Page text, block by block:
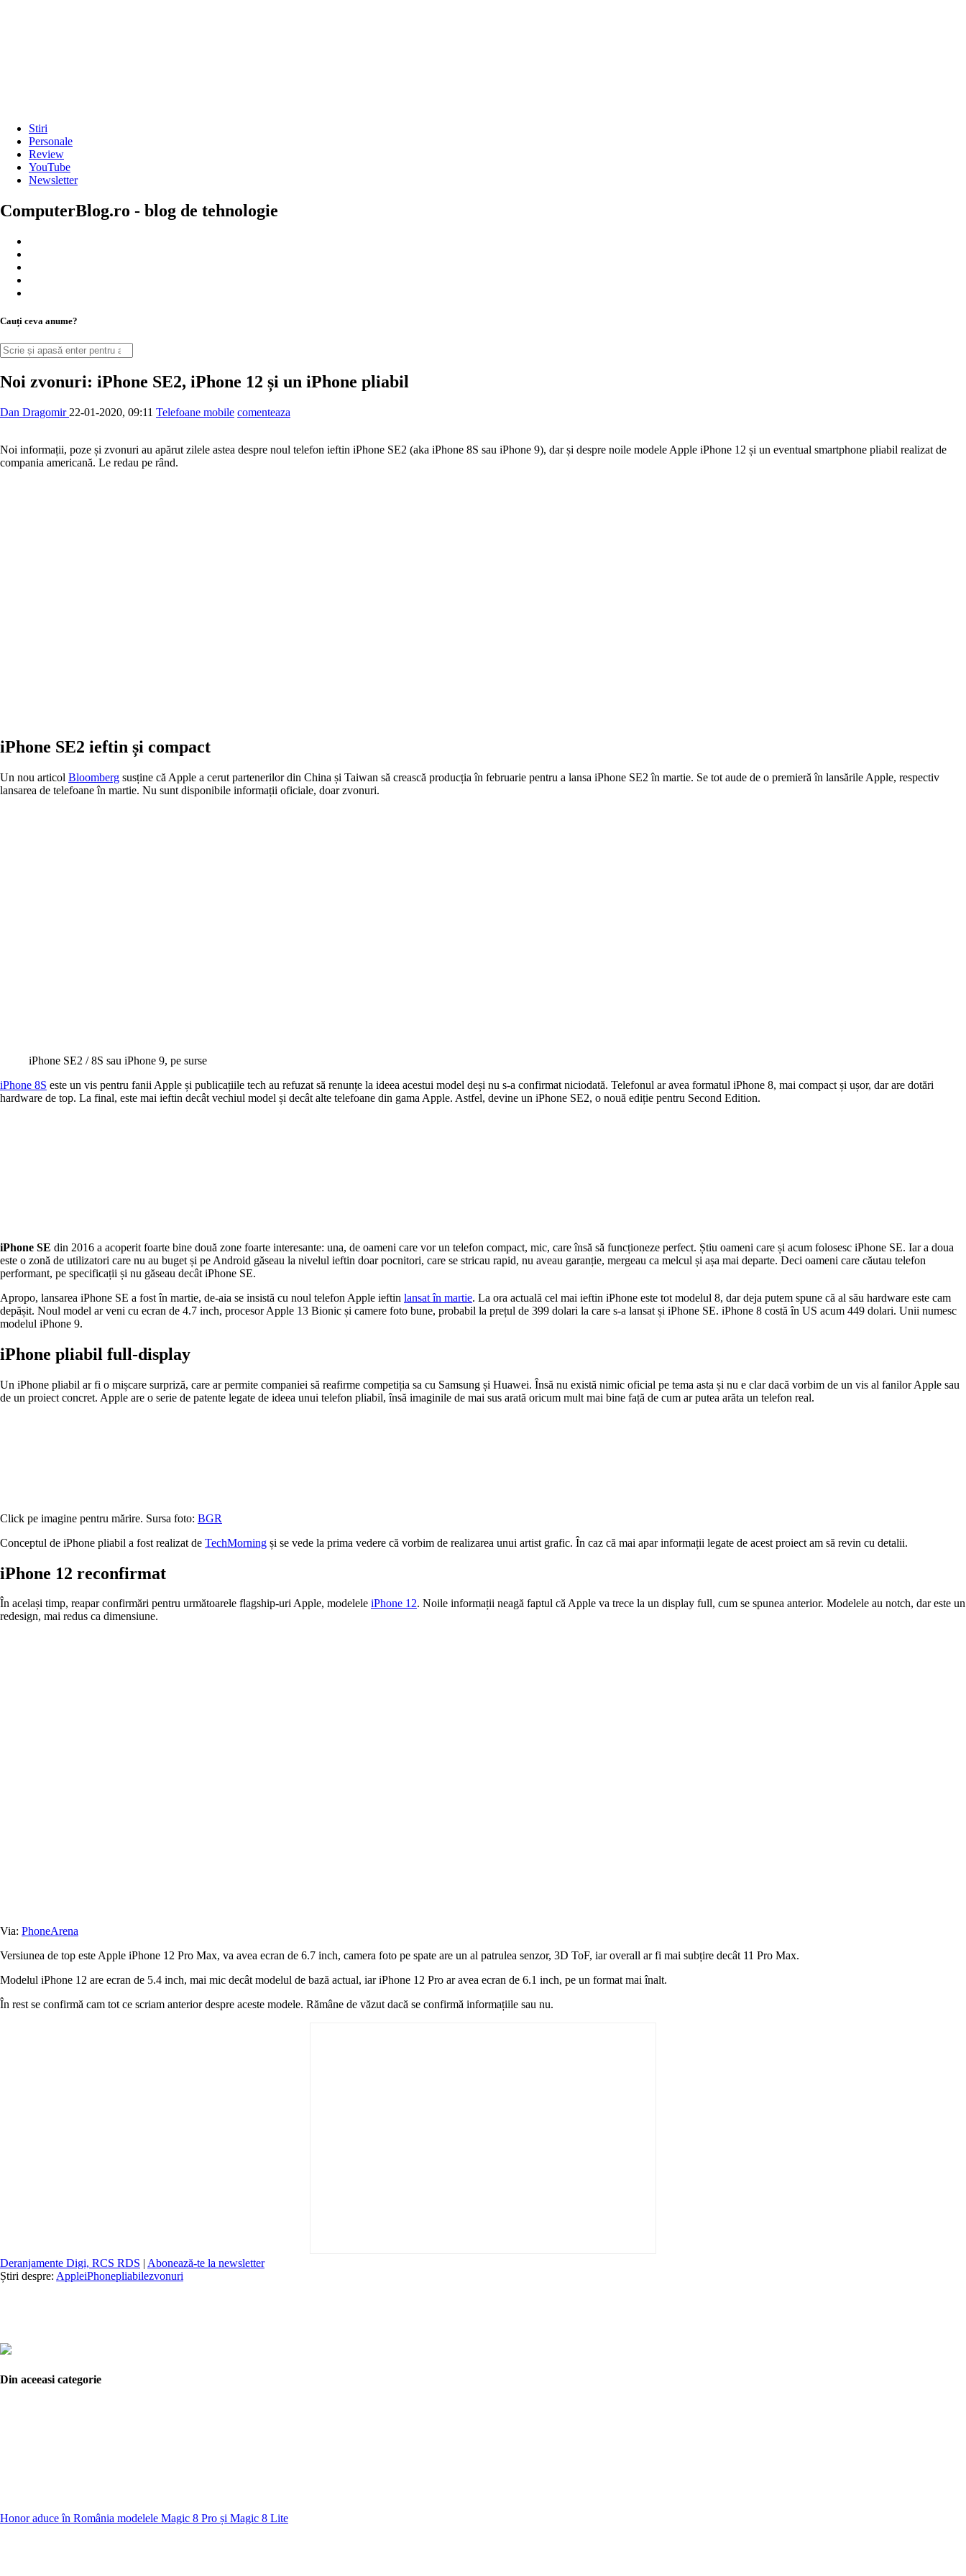
Stiri
Personale
Review
YouTube
Newsletter
ComputerBlog.ro - blog de tehnologie
Cauți ceva anume?
Noi zvonuri: iPhone SE2, iPhone 12 și un iPhone pliabil
Dan Dragomir 22-01-2020, 09:11 Telefoane mobile comenteaza
Noi informații, poze și zvonuri au apărut zilele astea despre noul telefon ieftin iPhone SE2 (aka iPhone 8S sau iPhone 9), dar și despre noile modele Apple iPhone 12 și un eventual smartphone pliabil realizat de
compania americană. Le redau pe rând.
iPhone SE2 ieftin și compact
Un nou articol Bloomberg susține că Apple a cerut partenerilor din China și Taiwan să crească producția în februarie pentru a lansa iPhone SE2 în martie. Se tot aude de o premieră în lansările Apple, respectiv
lansarea de telefoane în martie. Nu sunt disponibile informații oficiale, doar zvonuri.
iPhone SE2 / 8S sau iPhone 9, pe surse
iPhone 8S este un vis pentru fanii Apple și publicațiile tech au refuzat să renunțe la ideea acestui model deși nu s-a confirmat niciodată. Telefonul ar avea formatul iPhone 8, mai compact și ușor, dar are dotări
hardware de top. La final, este mai ieftin decât vechiul model și decât alte telefoane din gama Apple. Astfel, devine un iPhone SE2, o nouă ediție pentru Second Edition.
iPhone SE din 2016 a acoperit foarte bine două zone foarte interesante: una, de oameni care vor un telefon compact, mic, care însă să funcționeze perfect. Știu oameni care și acum folosesc iPhone SE. Iar a doua
este o zonă de utilizatori care nu au buget și pe Android găseau la nivelul ieftin doar pocnitori, care se stricau rapid, nu aveau garanție, mergeau ca melcul și așa mai departe. Deci oameni care căutau telefon
performant, pe specificații și nu găseau decât iPhone SE.
Apropo, lansarea iPhone SE a fost în martie, de-aia se insistă cu noul telefon Apple ieftin lansat în martie. La ora actuală cel mai ieftin iPhone este tot modelul 8, dar deja putem spune că al său hardware este cam
depășit. Noul model ar veni cu ecran de 4.7 inch, procesor Apple 13 Bionic și camere foto bune, probabil la prețul de 399 dolari la care s-a lansat și iPhone SE. iPhone 8 costă în US acum 449 dolari. Unii numesc
modelul iPhone 9.
iPhone pliabil full-display
Un iPhone pliabil ar fi o mișcare surpriză, care ar permite companiei să reafirme competiția sa cu Samsung și Huawei. Însă nu există nimic oficial pe tema asta și nu e clar dacă vorbim de un vis al fanilor Apple sau
de un proiect concret. Apple are o serie de patente legate de ideea unui telefon pliabil, însă imaginile de mai sus arată oricum mult mai bine față de cum ar putea arăta un telefon real.
Click pe imagine pentru mărire. Sursa foto: BGR
Conceptul de iPhone pliabil a fost realizat de TechMorning și se vede la prima vedere că vorbim de realizarea unui artist grafic. În caz că mai apar informații legate de acest proiect am să revin cu detalii.
iPhone 12 reconfirmat
În același timp, reapar confirmări pentru următoarele flagship-uri Apple, modelele iPhone 12. Noile informații neagă faptul că Apple va trece la un display full, cum se spunea anterior. Modelele au notch, dar este un
redesign, mai redus ca dimensiune.
Via: PhoneArena
Versiunea de top este Apple iPhone 12 Pro Max, va avea ecran de 6.7 inch, camera foto pe spate are un al patrulea senzor, 3D ToF, iar overall ar fi mai subțire decât 11 Pro Max.
Modelul iPhone 12 are ecran de 5.4 inch, mai mic decât modelul de bază actual, iar iPhone 12 Pro ar avea ecran de 6.1 inch, pe un format mai înalt.
În rest se confirmă cam tot ce scriam anterior despre aceste modele. Rămâne de văzut dacă se confirmă informațiile sau nu.
Deranjamente Digi, RCS RDS | Abonează-te la newsletter
Știri despre: AppleiPhonepliabilezvonuri
Din aceeasi categorie
Honor aduce în România modelele Magic 8 Pro și Magic 8 Lite